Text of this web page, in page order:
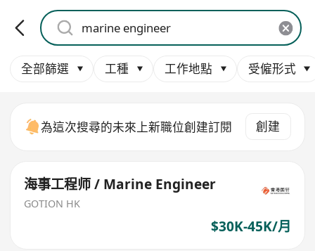
全部篩選 工種 工作地點 受僱形式
為這次搜尋的未來上新職位創建訂閱 創建
海事工程师 / Marine Engineer
GOTION HK
$30K-45K/月